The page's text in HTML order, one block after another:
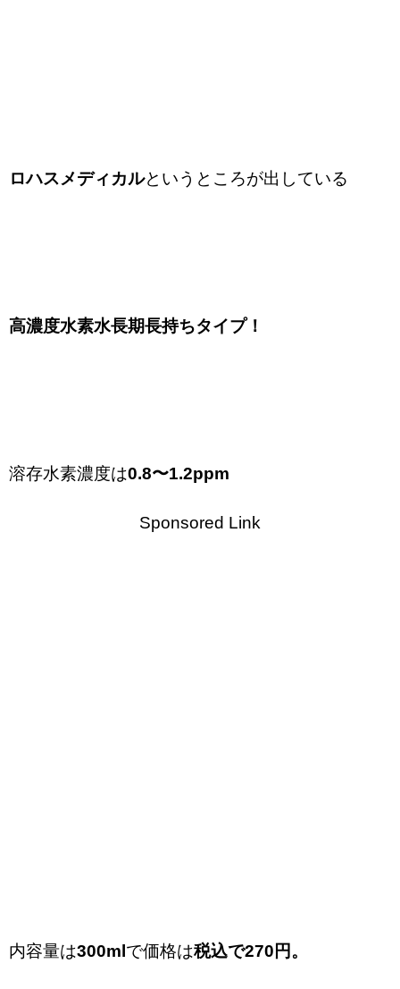
ロハスメディカルというところが出している
高濃度水素水長期長持ちタイプ！
溶存水素濃度は0.8〜1.2ppm
Sponsored Link
内容量は300ml で価格は税込で270円。